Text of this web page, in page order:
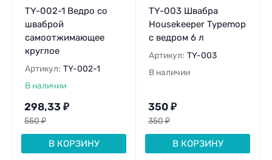
TY-002-1 Ведро со
шваброй
самоотжимающее
круглое
Артикул: TY-002-1
В наличии
298,33 ₽
550₽
В КОРЗИНУ
TY-003 Швабра
Housekeeper Typemop
с ведром 6 л
Артикул: TY-003
В наличии
350 ₽
350₽
В КОРЗИНУ